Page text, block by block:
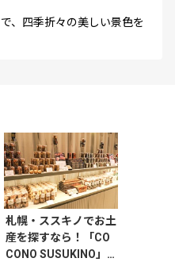
、四季折々の美しい景色を
札幌・ススキノでお土
産を探すなら！「CO
CONO SUSUKINO」